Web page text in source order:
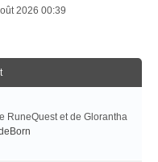
2026 00:39
RuneQuest et de Glorantha